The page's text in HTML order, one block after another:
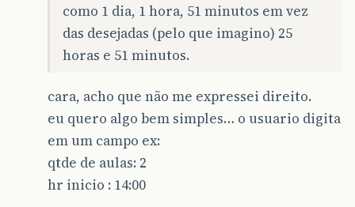
como 1 dia, 1 hora, 51 minutos em vez
das desejadas (pelo que imagino) 25
horas e 51 minutos.
cara, acho que não me expressei direito.
eu quero algo bem simples… o usuario digita
em um campo ex:
qtde de aulas: 2
hr inicio : 14:00